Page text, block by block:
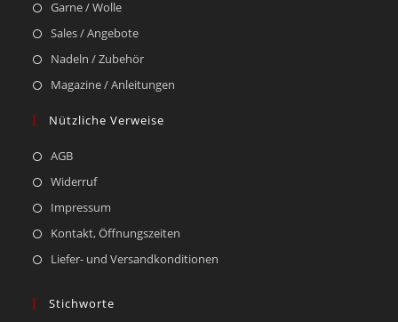
Garne / Wolle
Sales / Angebote
Nadeln / Zubehör
Magazine / Anleitungen
Nützliche Verweise
AGB
Widerruf
Impressum
Kontakt, Öffnungszeiten
Liefer- und Versandkonditionen
Stichworte